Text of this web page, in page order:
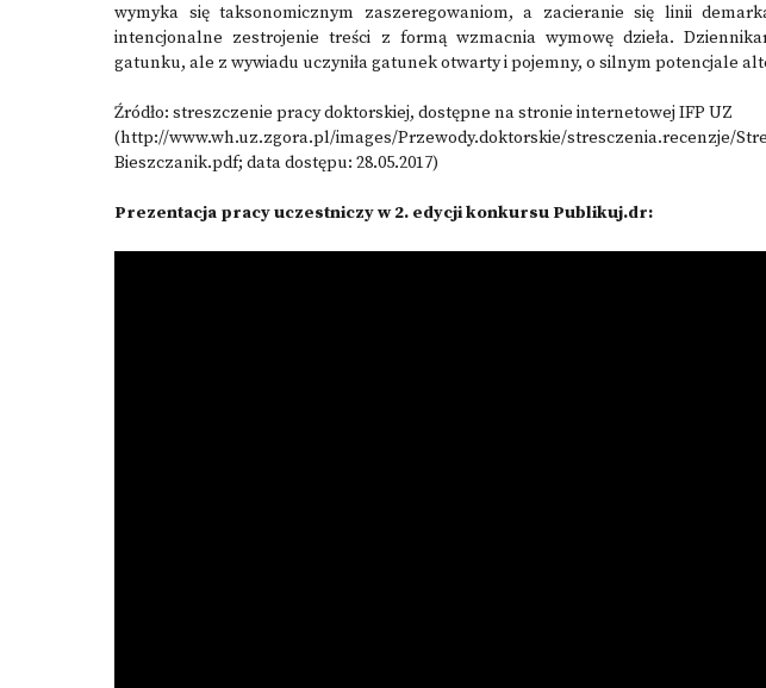
wymyka się taksonomicznym zaszeregowaniom, a zacieranie się linii
intencjonalne zestrojenie treści z formą wzmacnia wymowę dzieła.
gatunku, ale z wywiadu uczyniła gatunek otwarty i pojemny, o silnym potencjale
Źródło: streszczenie pracy doktorskiej, dostępne na stronie internetowej IFP UZ
(http://www.wh.uz.zgora.pl/images/Przewody.doktorskie/stresczenia.recenzje/
Bieszczanik.pdf​; data dostępu: 28.05.2017)
Prezentacja pracy uczestniczy w 2. edycji konkursu Publikuj.dr: